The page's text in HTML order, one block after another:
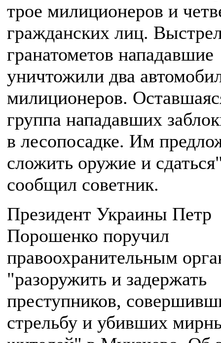
трое милиционеров и
гражданских лиц.
гранатометов нападавшие
уничтожили два
милиционеров.
группа нападавших
в лесопосадке. Им
сложить оружие и
сообщил советник.
Президент Украины Петр
Порошенко поручил
правоохранительным
"разоружить и задержать
преступников,
стрельбу и убивших